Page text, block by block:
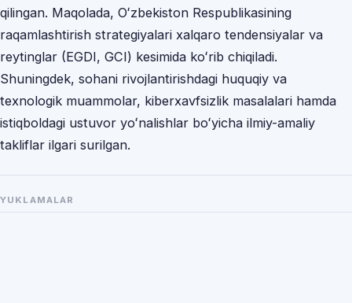
qilingan. Maqolada, Oʻzbekiston Respublikasining
raqamlashtirish strategiyalari xalqaro tendensiyalar va
reytinglar (EGDI, GCI) kesimida koʻrib chiqiladi.
Shuningdek, sohani rivojlantirishdagi huquqiy va
texnologik muammolar, kiberxavfsizlik masalalari hamda
istiqboldagi ustuvor yoʻnalishlar boʻyicha ilmiy-amaliy
takliflar ilgari surilgan.
YUKLAMALAR